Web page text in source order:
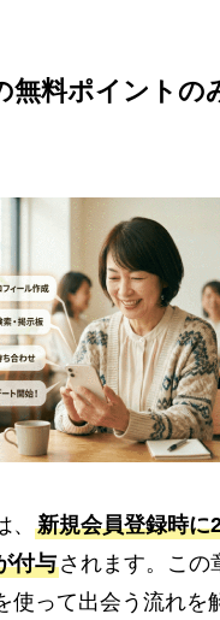
無料ポイントの
、新規会員登録時に
付与されます。この
使って出会う流れを